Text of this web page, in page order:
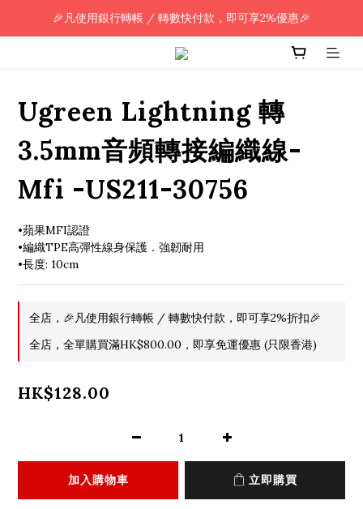
🎉凡使用銀行轉帳 / 轉數快付款，即可享2%優惠🎉
🎉凡使用銀行轉帳 / 轉數快付款，即可享2%優惠🎉
全單購買滿HK$800.00，即享免運優惠 (只限香港)
Ugreen Lightning 轉
3.5mm音頻轉接編織線-
Mfi -US211-30756
•蘋果MFI認證
•編織TPE高彈性線身保護．強韌耐用
•長度: 10cm
全店，🎉凡使用銀行轉帳 / 轉數快付款，即可享2%折扣🎉
全店，全單購買滿HK$800.00，即享免運優惠 (只限香港)
HK$128.00
加入購物車 立即購買